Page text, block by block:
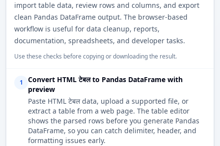
import table data, review rows and columns, and export
clean Pandas DataFrame output. The browser-based
workflow is useful for data cleanup, reports,
documentation, spreadsheets, and developer tasks.
Use these checks before copying or downloading the result.
1
Convert HTML टेबल to Pandas DataFrame with
preview
Paste HTML टेबल data, upload a supported file, or
extract a table from a web page. The table editor
shows the parsed rows before you generate Pandas
DataFrame, so you can catch delimiter, header, and
formatting issues early.